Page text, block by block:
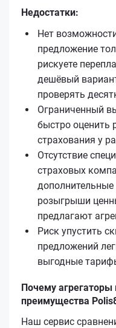
Недостатки:
Нет
предложение
рискуете
дешёвый
проверять
Ограниченный
быстро оценить
страхования у
Отсутствие
страховых
розыгрыши
предлагают
Риск упустить
предложений
выгодные
Почему
преимущества
Наш сервис